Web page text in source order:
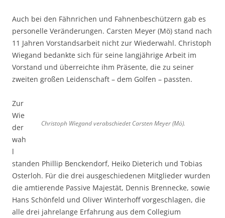
Auch bei den Fähnrichen und Fahnenbeschützern gab es
personelle Veränderungen. Carsten Meyer (Mö) stand nach
11 Jahren Vorstandsarbeit nicht zur Wiederwahl. Christoph
Wiegand bedankte sich für seine langjährige Arbeit im
Vorstand und überreichte ihm Präsente, die zu seiner
zweiten großen Leidenschaft – dem Golfen – passten.
Christoph Wiegand verabschiedet Carsten Meyer (Mö).
Zur
Wie
der
wah
l
standen Phillip Benckendorf, Heiko Dieterich und Tobias
Osterloh. Für die drei ausgeschiedenen Mitglieder wurden
die amtierende Passive Majestät, Dennis Brennecke, sowie
Hans Schönfeld und Oliver Winterhoff vorgeschlagen, die
alle drei jahrelange Erfahrung aus dem Collegium